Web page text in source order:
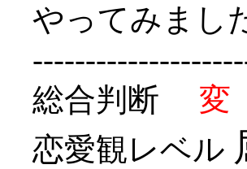
やってみまし
総合判断 変
恋愛観レベル